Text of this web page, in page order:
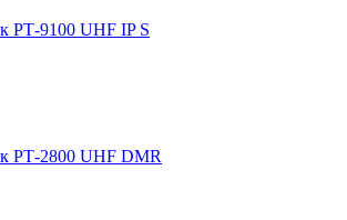
РТ-9100 UHF IP S
РТ-2800 UHF DMR